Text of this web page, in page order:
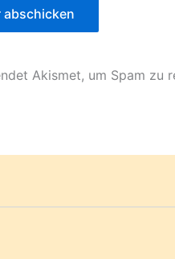
Akismet, um Spam zu